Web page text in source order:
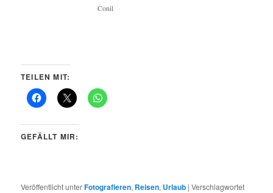
Conil
TEILEN MIT:
GEFÄLLT MIR:
Veröffentlicht unterFotografieren, Reisen, Urlaub |Verschlagwortet